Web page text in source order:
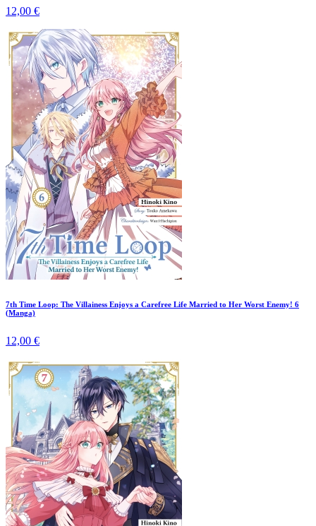
12,00 €
7th Time Loop: The Villainess Enjoys a Carefree Life Married to Her Worst Enemy! 6
(Manga)
12,00 €